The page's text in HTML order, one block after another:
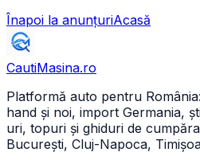
Înapoi la anunțuriAcasă
CautiMasina.ro
Platformă auto pentru
hand și noi, import Germania,
uri, topuri și ghiduri de
București, Cluj-Napoca,